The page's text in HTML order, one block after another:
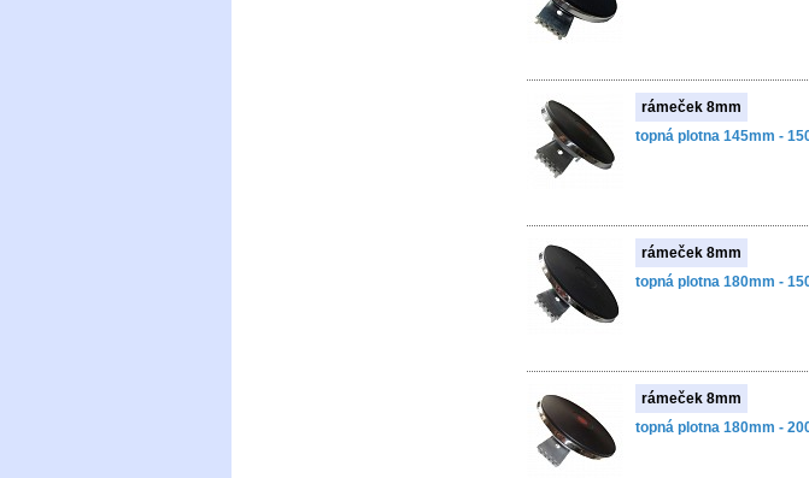
rámeček 8mm
topná plotna 145mm -
rámeček 8mm
topná plotna 180mm -
rámeček 8mm
topná plotna 180mm -